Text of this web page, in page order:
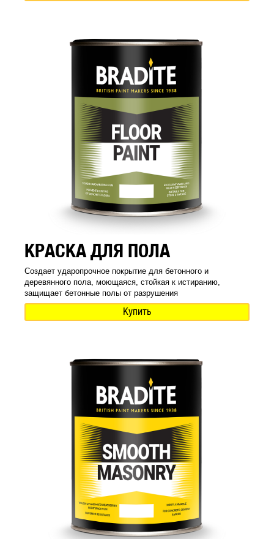
КРАСКА ДЛЯ ПОЛА
Создает ударопрочное покрытие для бетонного и
деревянного пола, моющаяся, стойкая к истиранию,
защищает бетонные полы от разрушения
Купить